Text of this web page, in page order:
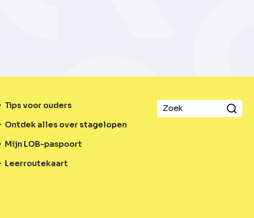
Tips voor ouders
Ontdek alles over stagelopen
Mijn LOB-paspoort
Leerroutekaart